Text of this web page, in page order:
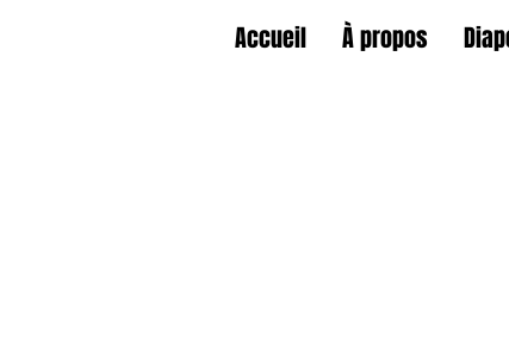
Accueil À propos